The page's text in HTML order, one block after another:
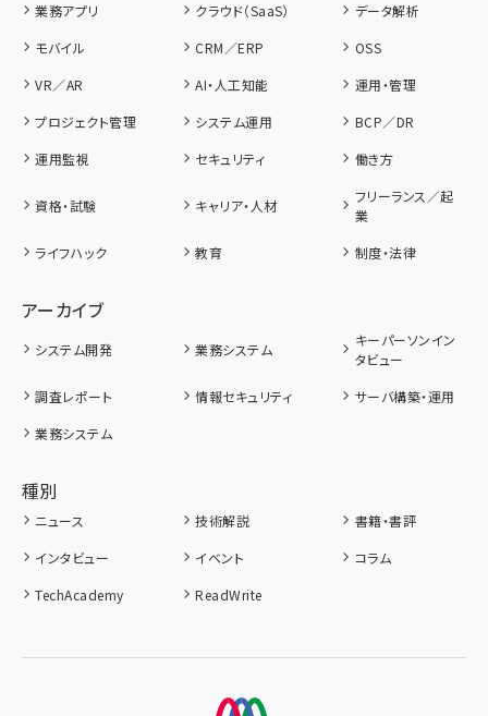
業務アプリ
クラウド（SaaS）
データ解析
モバイル
CRM／ERP
OSS
VR／AR
AI・人工知能
運用・管理
プロジェクト管理
システム運用
BCP／DR
運用監視
セキュリティ 働き方
資格・試験 キャリア・人材
フリーランス／起
業
ライフハック
教育 制度・法律
アーカイブ
システム開発 業務システム
キーパーソンイン
タビュー
調査レポート
情報セキュリティ
サーバ構築・運用
業務システム
種別
ニュース 技術解説
書籍・書評
インタビュー
イベント
コラム
TechAcademy
ReadWrite